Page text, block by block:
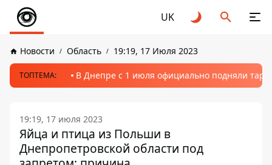
UK
Новости Область 19:19, 17 Июля 2023
ТОПТЕМА: В Днепре с 1 июля официально подняли
19:19, 17 июля 2023
Яйца и птица из Польши в
Днепропетровской области под